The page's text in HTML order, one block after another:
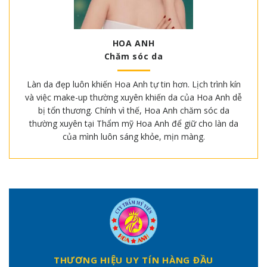
HOA ANH
Chăm sóc da
Làn da đẹp luôn khiến Hoa Anh tự tin hơn. Lịch trình kín
và việc make-up thường xuyên khiến da của Hoa Anh dễ
bị tổn thương. Chính vì thế, Hoa Anh chăm sóc da
thường xuyên tại Thẩm mỹ Hoa Anh để giữ cho làn da
của mình luôn sáng khỏe, mịn màng.
THƯƠNG HIỆU UY TÍN HÀNG ĐẦU